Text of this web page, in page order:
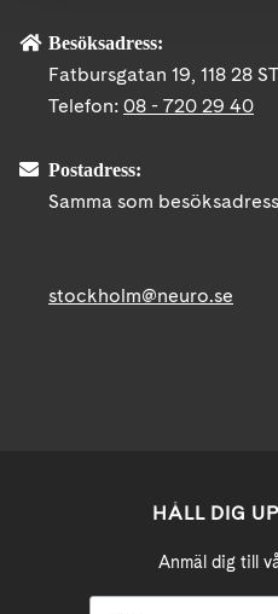
Besöksadress:
Fatbursgatan 19, 118 28
Telefon: 08 - 720 29 40
Postadress:
Samma som besöksadress
stockholm@neuro.se
HÅLL DIG
Anmäl dig till